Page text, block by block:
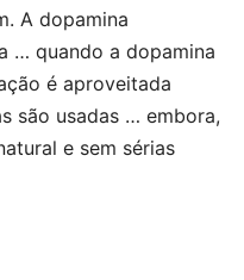
A dopamina
… quando a dopamina
é aproveitada
são usadas … embora,
e sem sérias